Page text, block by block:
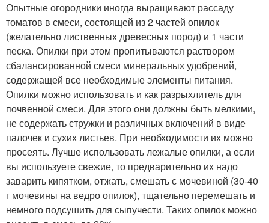
Опытные огородники иногда выращивают рассаду
томатов в смеси, состоящей из 2 частей опилок
(желательно лиственных древесных пород) и 1 части
песка. Опилки при этом пропитываются раствором
сбалансированной смеси минеральных удобрений,
содержащей все необходимые элементы питания.
Опилки можно использовать и как разрыхлитель для
почвенной смеси. Для этого они должны быть мелкими,
не содержать стружки и различных включений в виде
палочек и сухих листьев. При необходимости их можно
просеять. Лучше использовать лежалые опилки, а если
вы используете свежие, то предварительно их надо
заварить кипятком, отжать, смешать с мочевиной (30-40
г мочевины на ведро опилок), тщательно перемешать и
немного подсушить для сыпучести. Таких опилок можно